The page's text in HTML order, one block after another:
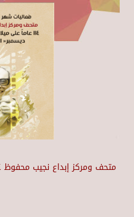
متحف ومركز إبداع نجيب محفوظ ١١٤ عاماً على ميلاد صاحب الثلاثية